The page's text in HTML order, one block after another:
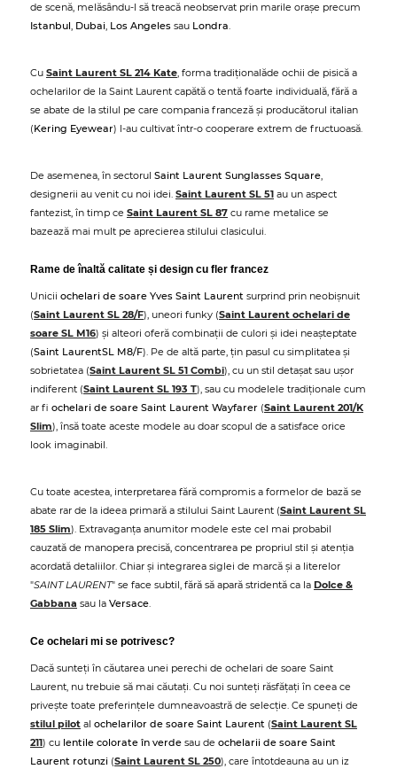
de scenă, melăsându-l să treacă neobservat prin marile orașe precum
Istanbul, Dubai, Los Angeles sau Londra.
Cu Saint Laurent SL 214 Kate, forma tradiționalăde ochii de pisică a
ochelarilor de la Saint Laurent capătă o tentă foarte individuală, fără a
se abate de la stilul pe care compania franceză și producătorul italian
(Kering Eyewear) l-au cultivat într-o cooperare extrem de fructuoasă.
De asemenea, în sectorul Saint Laurent Sunglasses Square,
designerii au venit cu noi idei. Saint Laurent SL 51 au un aspect
fantezist, în timp ce Saint Laurent SL 87 cu rame metalice se
bazează mai mult pe aprecierea stilului clasicului.
Rame de înaltă calitate și design cu fler francez
Unicii ochelari de soare Yves Saint Laurent surprind prin neobișnuit
(Saint Laurent SL 28/F), uneori funky (Saint Laurent ochelari de
soare SL M16) și alteori oferă combinații de culori și idei neașteptate
(Saint LaurentSL M8/F). Pe de altă parte, țin pasul cu simplitatea și
sobrietatea (Saint Laurent SL 51 Combi), cu un stil detașat sau ușor
indiferent (Saint Laurent SL 193 T), sau cu modelele tradiționale cum
ar fi ochelari de soare Saint Laurent Wayfarer (Saint Laurent 201/K
Slim), însă toate aceste modele au doar scopul de a satisface orice
look imaginabil.
Cu toate acestea, interpretarea fără compromis a formelor de bază se
abate rar de la ideea primară a stilului Saint Laurent (Saint Laurent SL
185 Slim). Extravaganța anumitor modele este cel mai probabil
cauzată de manopera precisă, concentrarea pe propriul stil și atenția
acordată detaliilor. Chiar și integrarea siglei de marcă și a literelor
"SAINT LAURENT" se face subtil, fără să apară stridentă ca la Dolce &
Gabbana sau la Versace.
Ce ochelari mi se potrivesc?
Dacă sunteți în căutarea unei perechi de ochelari de soare Saint
Laurent, nu trebuie să mai căutați. Cu noi sunteți răsfățați în ceea ce
privește toate preferințele dumneavoastră de selecție. Ce spuneți de
stilul pilot al ochelarilor de soare Saint Laurent (Saint Laurent SL
211) cu lentile colorate în verde sau de ochelarii de soare Saint
Laurent rotunzi (Saint Laurent SL 250), care întotdeauna au un iz